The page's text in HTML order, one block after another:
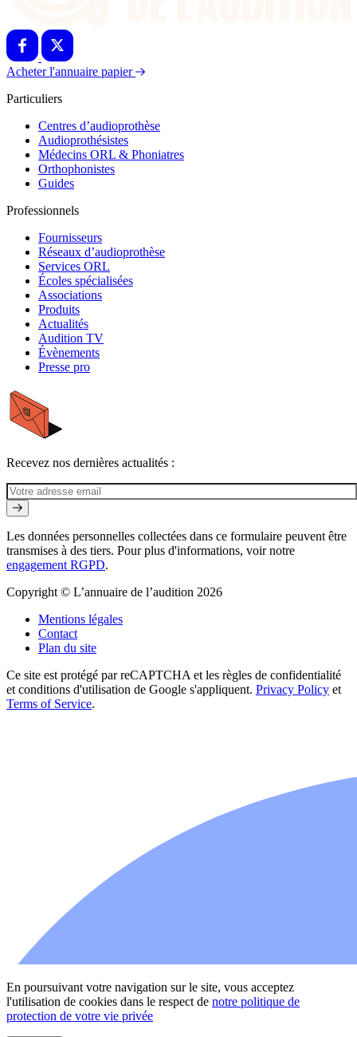
Acheter l'annuaire papier
Particuliers
Centres d’audioprothèse
Audioprothésistes
Médecins ORL & Phoniatres
Orthophonistes
Guides
Professionnels
Fournisseurs
Réseaux d’audioprothèse
Services ORL
Écoles spécialisées
Associations
Produits
Actualités
Audition TV
Évènements
Presse pro
Recevez nos dernières actualités :
Les données personnelles collectées dans ce formulaire peuvent être
transmises à des tiers. Pour plus d'informations, voir notre
engagement RGPD.
Copyright © L’annuaire de l’audition 2026
Mentions légales
Contact
Plan du site
Ce site est protégé par reCAPTCHA et les règles de confidentialité
et conditions d'utilisation de Google s'appliquent. Privacy Policy et
Terms of Service.
En poursuivant votre navigation sur le site, vous acceptez
l'utilisation de cookies dans le respect de notre politique de
protection de votre vie privée